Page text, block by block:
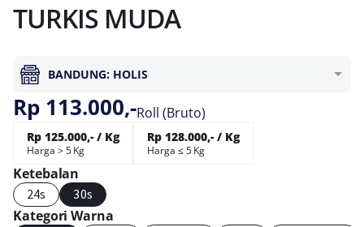
TURKIS MUDA
BANDUNG: HOLIS
Rp 113.000,-Roll (Bruto)
Rp 125.000,- / Kg
Harga > 5 Kg
Rp 128.000,- / Kg
Harga ≤ 5 Kg
Ketebalan
24s 30s
Kategori Warna